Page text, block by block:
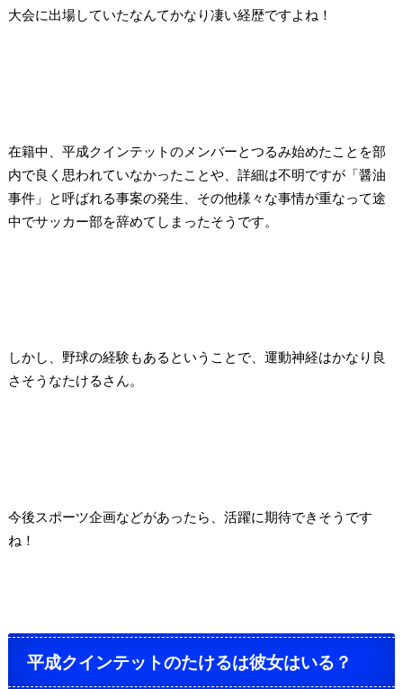
大会に出場していたなんてかなり凄い経歴ですよね！
在籍中、平成クインテットのメンバーとつるみ始めたことを部
内で良く思われていなかったことや、詳細は不明ですが「醤油
事件」と呼ばれる事案の発生、その他様々な事情が重なって途
中でサッカー部を辞めてしまったそうです。
しかし、野球の経験もあるということで、運動神経はかなり良
さそうなたけるさん。
今後スポーツ企画などがあったら、活躍に期待できそうです
ね！
平成クインテットのたけるは彼女はいる？